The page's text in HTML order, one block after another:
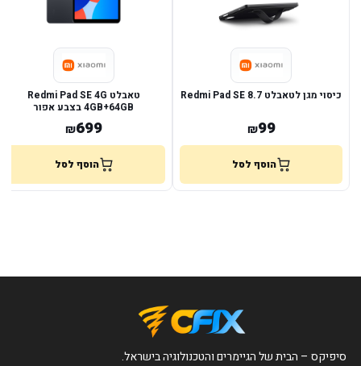
כיסוי מגן לטאבלט Redmi Pad SE 8.7
₪99
הוסף לסל
טאבלט Redmi Pad SE 4G
4GB+64GB בצבע אפור
₪699
הוסף לסל
סיפיקס – הבית של הגיימרים והטכנולוגיה בישראל.